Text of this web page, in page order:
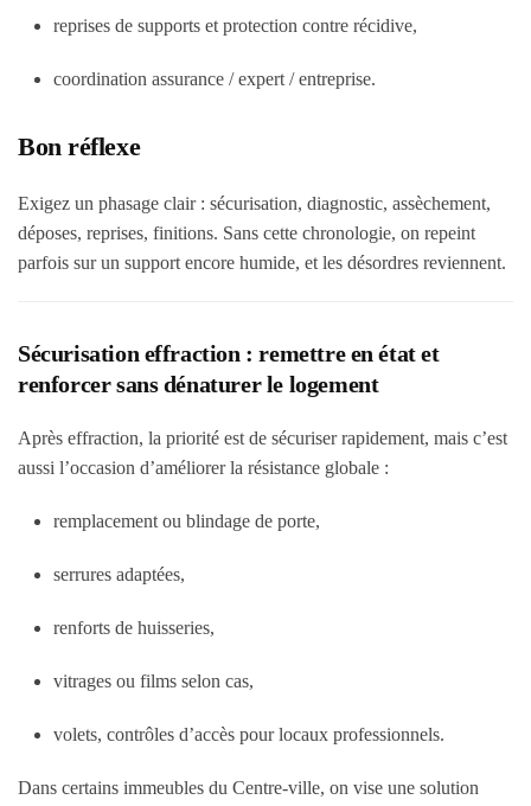
reprises de supports et protection contre récidive,
coordination assurance / expert / entreprise.
Bon réflexe
Exigez un phasage clair : sécurisation, diagnostic, assèchement,
déposes, reprises, finitions. Sans cette chronologie, on repeint
parfois sur un support encore humide, et les désordres reviennent.
Sécurisation effraction : remettre en état et
renforcer sans dénaturer le logement
Après effraction, la priorité est de sécuriser rapidement, mais c’est
aussi l’occasion d’améliorer la résistance globale :
remplacement ou blindage de porte,
serrures adaptées,
renforts de huisseries,
vitrages ou films selon cas,
volets, contrôles d’accès pour locaux professionnels.
Dans certains immeubles du Centre-ville, on vise une solution